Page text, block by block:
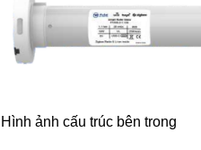
Hình ảnh cấu trúc bên trong